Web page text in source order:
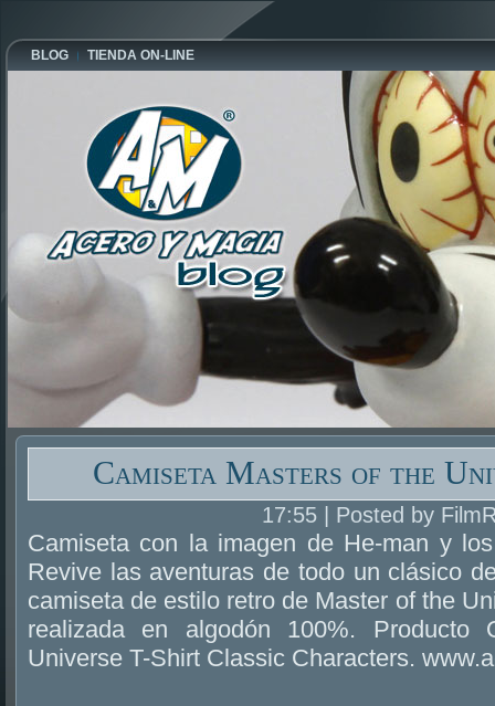
BLOG TIENDA ON-LINE
Camiseta Masters of the
17:55 | Posted by
Camiseta con la imagen de He-man y
Revive las aventuras de todo un clásico
camiseta de estilo retro de Master of the
realizada en algodón 100%. Producto
Universe T-Shirt Classic Characters.